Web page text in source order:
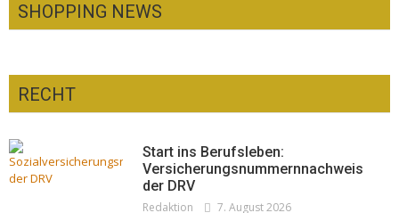
SHOPPING NEWS
Pepe Jeans London mit Summer Sale und
neuer Kollektion
Redaktion
Woher kommt der Honig? – Neue EU-
RECHT
Start ins Berufsleben:
Versicherungsnummernnachweis
der DRV
Redaktion 7. August 2026